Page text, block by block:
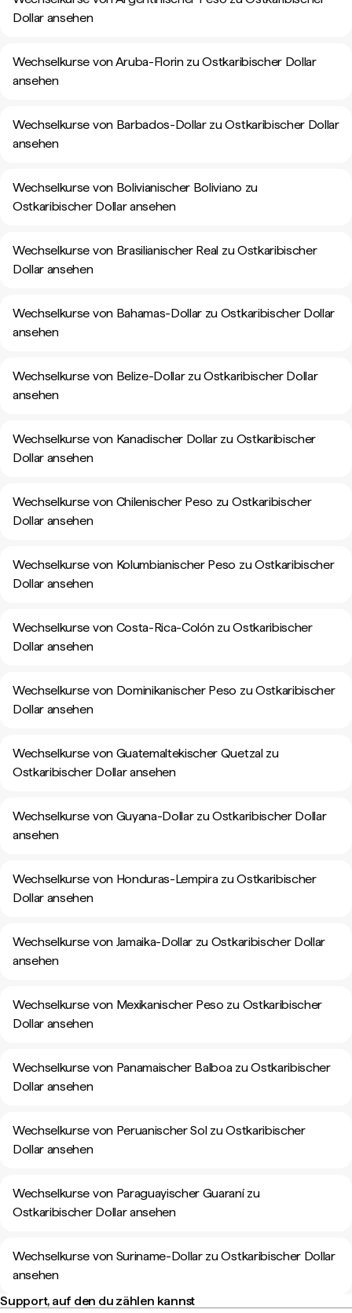
Dollar ansehen
Wechselkurse von Aruba-Florin zu Ostkaribischer Dollar
ansehen
Wechselkurse von Barbados-Dollar zu Ostkaribischer Dollar
ansehen
Wechselkurse von Bolivianischer Boliviano zu
Ostkaribischer Dollar ansehen
Wechselkurse von Brasilianischer Real zu Ostkaribischer
Dollar ansehen
Wechselkurse von Bahamas-Dollar zu Ostkaribischer Dollar
ansehen
Wechselkurse von Belize-Dollar zu Ostkaribischer Dollar
ansehen
Wechselkurse von Kanadischer Dollar zu Ostkaribischer
Dollar ansehen
Wechselkurse von Chilenischer Peso zu Ostkaribischer
Dollar ansehen
Wechselkurse von Kolumbianischer Peso zu Ostkaribischer
Dollar ansehen
Wechselkurse von Costa-Rica-Colón zu Ostkaribischer
Dollar ansehen
Wechselkurse von Dominikanischer Peso zu Ostkaribischer
Dollar ansehen
Wechselkurse von Guatemaltekischer Quetzal zu
Ostkaribischer Dollar ansehen
Wechselkurse von Guyana-Dollar zu Ostkaribischer Dollar
ansehen
Wechselkurse von Honduras-Lempira zu Ostkaribischer
Dollar ansehen
Wechselkurse von Jamaika-Dollar zu Ostkaribischer Dollar
ansehen
Wechselkurse von Mexikanischer Peso zu Ostkaribischer
Dollar ansehen
Wechselkurse von Panamaischer Balboa zu Ostkaribischer
Dollar ansehen
Wechselkurse von Peruanischer Sol zu Ostkaribischer
Dollar ansehen
Wechselkurse von Paraguayischer Guaraní zu
Ostkaribischer Dollar ansehen
Wechselkurse von Suriname-Dollar zu Ostkaribischer Dollar
ansehen
Support, auf den du zählen kannst